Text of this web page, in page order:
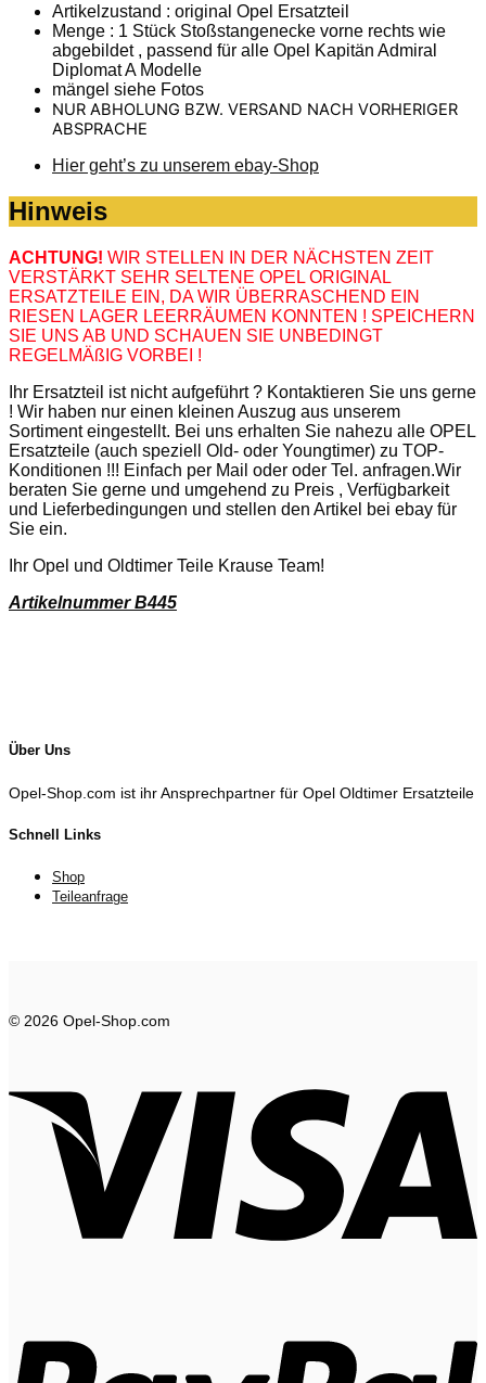
Artikelzustand : original Opel Ersatzteil
Menge : 1 Stück Stoßstangenecke vorne rechts wie
abgebildet , passend für alle Opel Kapitän Admiral
Diplomat A Modelle
mängel siehe Fotos
NUR ABHOLUNG BZW. VERSAND NACH VORHERIGER
ABSPRACHE
Hier geht’s zu unserem ebay-Shop
Hinweis
ACHTUNG! WIR STELLEN IN DER NÄCHSTEN ZEIT
VERSTÄRKT SEHR SELTENE OPEL ORIGINAL
ERSATZTEILE EIN, DA WIR ÜBERRASCHEND EIN
RIESEN LAGER LEERRÄUMEN KONNTEN ! SPEICHERN
SIE UNS AB UND SCHAUEN SIE UNBEDINGT
REGELMÄßIG VORBEI !
Ihr Ersatzteil ist nicht aufgeführt ? Kontaktieren Sie uns gerne
! Wir haben nur einen kleinen Auszug aus unserem
Sortiment eingestellt. Bei uns erhalten Sie nahezu alle OPEL
Ersatzteile (auch speziell Old- oder Youngtimer) zu TOP-
Konditionen !!! Einfach per Mail oder oder Tel. anfragen.Wir
beraten Sie gerne und umgehend zu Preis , Verfügbarkeit
und Lieferbedingungen und stellen den Artikel bei ebay für
Sie ein.
Ihr Opel und Oldtimer Teile Krause Team!
Artikelnummer B445
Über Uns
Opel-Shop.com ist ihr Ansprechpartner für Opel Oldtimer Ersatzteile
Schnell Links
Shop
Teileanfrage
© 2026 Opel-Shop.com